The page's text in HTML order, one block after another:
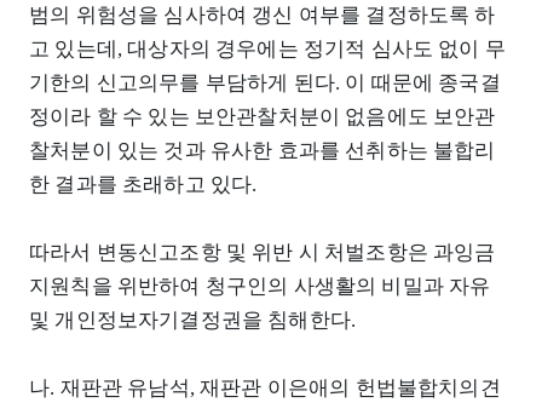
범의 위험성을 심사하여 갱신 여부를 결정하도록 하
고 있는데, 대상자의 경우에는 정기적 심사도 없이 무
기한의 신고의무를 부담하게 된다. 이 때문에 종국결
정이라 할 수 있는 보안관찰처분이 없음에도 보안관
찰처분이 있는 것과 유사한 효과를 선취하는 불합리
한 결과를 초래하고 있다.
따라서 변동신고조항 및 위반 시 처벌조항은 과잉금
지원칙을 위반하여 청구인의 사생활의 비밀과 자유
및 개인정보자기결정권을 침해한다.
나. 재판관 유남석, 재판관 이은애의 헌법불합치의견